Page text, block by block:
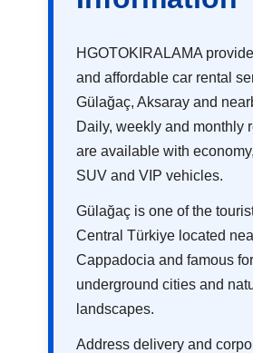
HGOTOKIRALAMA
and affordable car rental
Gülağaç, Aksaray and
Daily, weekly and monthly
are available with
SUV and VIP vehicles.
Gülağaç is one of the
Central Türkiye located
Cappadocia and famous for
underground cities and
landscapes.
Address delivery and